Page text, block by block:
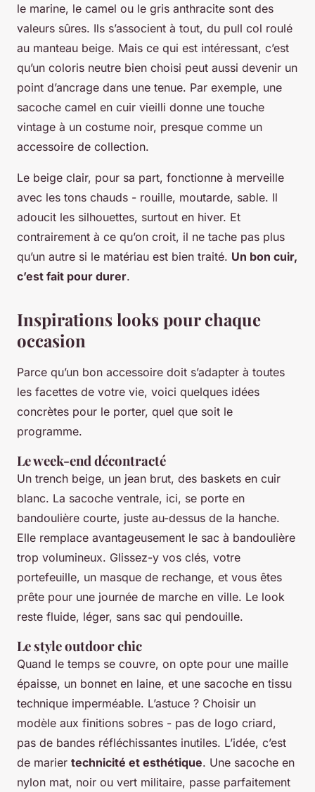
le marine, le camel ou le gris anthracite sont des
valeurs sûres. Ils s’associent à tout, du pull col roulé
au manteau beige. Mais ce qui est intéressant, c’est
qu’un coloris neutre bien choisi peut aussi devenir un
point d’ancrage dans une tenue. Par exemple, une
sacoche camel en cuir vieilli donne une touche
vintage à un costume noir, presque comme un
accessoire de collection.
Le beige clair, pour sa part, fonctionne à merveille
avec les tons chauds - rouille, moutarde, sable. Il
adoucit les silhouettes, surtout en hiver. Et
contrairement à ce qu’on croit, il ne tache pas plus
qu’un autre si le matériau est bien traité. Un bon cuir,
c’est fait pour durer.
Inspirations looks pour chaque
occasion
Parce qu’un bon accessoire doit s’adapter à toutes
les facettes de votre vie, voici quelques idées
concrètes pour le porter, quel que soit le
programme.
Le week-end décontracté
Un trench beige, un jean brut, des baskets en cuir
blanc. La sacoche ventrale, ici, se porte en
bandoulière courte, juste au-dessus de la hanche.
Elle remplace avantageusement le sac à bandoulière
trop volumineux. Glissez-y vos clés, votre
portefeuille, un masque de rechange, et vous êtes
prête pour une journée de marche en ville. Le look
reste fluide, léger, sans sac qui pendouille.
Le style outdoor chic
Quand le temps se couvre, on opte pour une maille
épaisse, un bonnet en laine, et une sacoche en tissu
technique imperméable. L’astuce ? Choisir un
modèle aux finitions sobres - pas de logo criard,
pas de bandes réfléchissantes inutiles. L’idée, c’est
de marier technicité et esthétique. Une sacoche en
nylon mat, noir ou vert militaire, passe parfaitement